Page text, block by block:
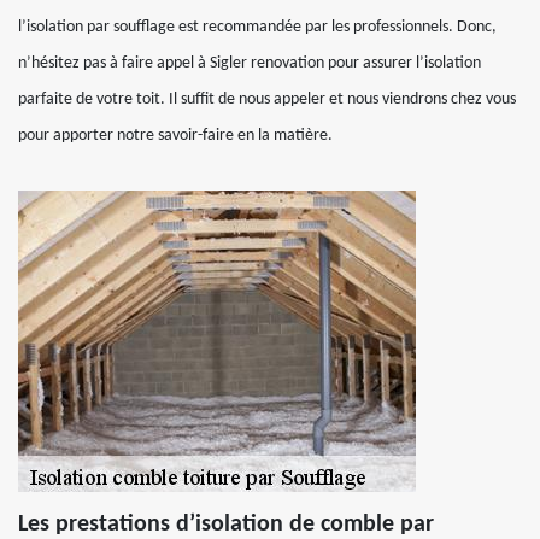
l’isolation par soufflage est recommandée par les professionnels. Donc,
n’hésitez pas à faire appel à Sigler renovation pour assurer l’isolation
parfaite de votre toit. Il suffit de nous appeler et nous viendrons chez vous
pour apporter notre savoir-faire en la matière.
Les prestations d’isolation de comble par